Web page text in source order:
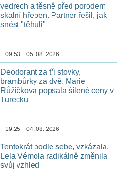
vedrech a těsně před porodem
skalní hřeben. Partner řešil, jak
snést "těhuli"
09:53 05. 08. 2026
Deodorant za tři stovky,
brambůrky za dvě. Marie
Růžičková popsala šílené ceny v
Turecku
19:25 04. 08. 2026
Tentokrát podle sebe, vzkázala.
Lela Vémola radikálně změnila
svůj vzhled